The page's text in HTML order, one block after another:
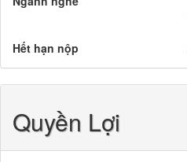
Hết hạn nộp
Quyền Lợi